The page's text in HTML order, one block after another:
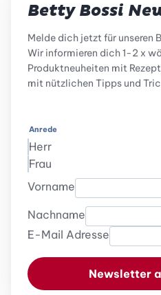
Betty Bossi
Melde dich jetzt für unseren
Wir informieren dich 1-2 x
Produktneuheiten mit
mit nützlichen Tipps und
Anrede
Herr
Frau
Vorname
Nachname
E-Mail Adresse
Newsletter